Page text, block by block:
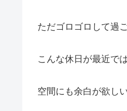
ただゴロゴロして過
こんな休日が最近で
空間にも余白が欲し